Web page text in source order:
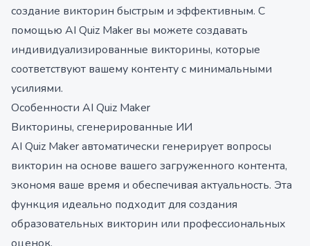
создание викторин быстрым и эффективным. С
помощью AI Quiz Maker вы можете создавать
индивидуализированные викторины, которые
соответствуют вашему контенту с минимальными
усилиями.
Особенности AI Quiz Maker
Викторины, сгенерированные ИИ
AI Quiz Maker автоматически генерирует вопросы
викторин на основе вашего загруженного контента,
экономя ваше время и обеспечивая актуальность. Эта
функция идеально подходит для создания
образовательных викторин или профессиональных